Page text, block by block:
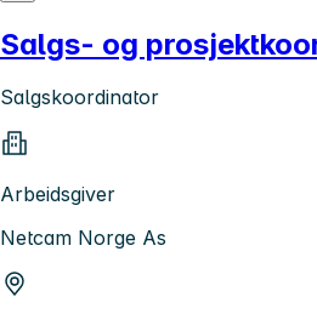
Salgs- og
Salgskoordinator
Arbeidsgiver
Netcam Norge As